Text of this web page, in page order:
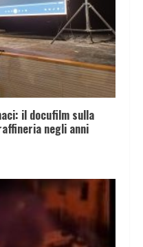
il docufilm sulla
negli anni